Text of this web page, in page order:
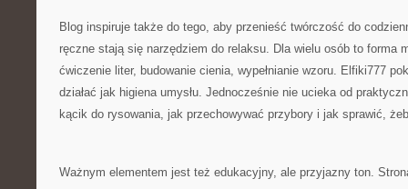
Blog inspiruje także do tego, aby przenieść twórczość do
ręczne stają się narzędziem do relaksu. Dla wielu osób to forma
ćwiczenie liter, budowanie cienia, wypełnianie wzoru. Elfiki777
działać jak higiena umysłu. Jednocześnie nie ucieka od
kącik do rysowania, jak przechowywać przybory i jak sprawić,
Ważnym elementem jest też edukacyjny, ale przyjazny ton.